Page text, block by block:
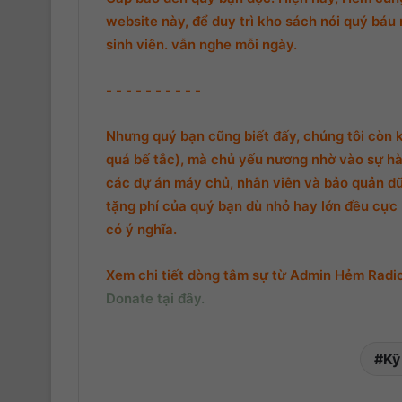
website này, để duy trì kho sách nói quý
sinh viên. vẫn nghe mỗi ngày.
- - - - - - - - - -
Nhưng quý bạn cũng biết đấy, chúng tôi còn
quá bế tắc), mà chủ yếu nương nhờ vào sự
các dự án máy chủ, nhân viên và bảo quản
tặng phí của quý bạn dù nhỏ hay lớn đều
có ý nghĩa.
Xem chi tiết dòng tâm sự từ Admin Hẻm
Donate tại đây.
Kỹ